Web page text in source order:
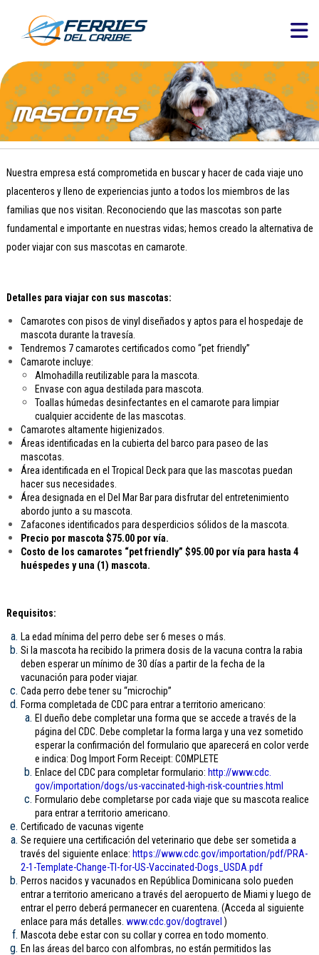
Nuestra empresa está comprometida en buscar y hacer de cada viaje uno
placenteros y lleno de experiencias junto a todos los miembros de las
familias que nos visitan. Reconociendo que las mascotas son parte
fundamental e importante en nuestras vidas; hemos creado la alternativa de
poder viajar con sus mascotas en camarote.
Detalles para viajar con sus mascotas:
Camarotes con pisos de vinyl diseñados y aptos para el hospedaje de
mascota durante la travesía.
Tendremos 7 camarotes certificados como “pet friendly”
Camarote incluye:
Almohadilla reutilizable para la mascota.
Envase con agua destilada para mascota.
Toallas húmedas desinfectantes en el camarote para limpiar
cualquier accidente de las mascotas.
Camarotes altamente higienizados.
Áreas identificadas en la cubierta del barco para paseo de las
mascotas.
Área identificada en el Tropical Deck para que las mascotas puedan
hacer sus necesidades.
Área designada en el Del Mar Bar para disfrutar del entretenimiento
abordo junto a su mascota.
Zafacones identificados para desperdicios sólidos de la mascota.
Precio por mascota $75.00 por vía.
Costo de los camarotes “pet friendly” $95.00 por vía para hasta 4
huéspedes y una (1) mascota.
Requisitos:
La edad mínima del perro debe ser 6 meses o más.
Si la mascota ha recibido la primera dosis de la vacuna contra la rabia
deben esperar un mínimo de 30 días a partir de la fecha de la
vacunación para poder viajar.
Cada perro debe tener su “microchip”
Forma completada de CDC para entrar a territorio americano:
El dueño debe completar una forma que se accede a través de la
página del CDC. Debe completar la forma larga y una vez sometido
esperar la confirmación del formulario que aparecerá en color verde
e indica: Dog Import Form Receipt: COMPLETE
Enlace del CDC para completar formulario: http://www.cdc.
gov/importation/dogs/us-vaccinated-high-risk-countries.html
Formulario debe completarse por cada viaje que su mascota realice
para entrar a territorio americano.
Certificado de vacunas vigente
Se requiere una certificación del veterinario que debe ser sometida a
través del siguiente enlace: https://www.cdc.gov/importation/pdf/PRA-
2-1-Template-Change-TI-for-US-Vaccinated-Dogs_USDA.pdf
Perros nacidos y vacunados en República Dominicana solo pueden
entrar a territorio americano a través del aeropuerto de Miami y luego de
entrar el perro deberá permanecer en cuarentena. (Acceda al siguiente
enlace para más detalles. www.cdc.gov/dogtravel )
Mascota debe estar con su collar y correa en todo momento.
En las áreas del barco con alfombras, no están permitidos las